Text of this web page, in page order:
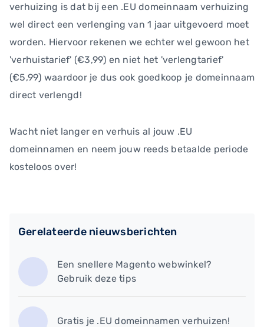
verhuizing is dat bij een .EU domeinnaam verhuizing
wel direct een verlenging van 1 jaar uitgevoerd moet
worden. Hiervoor rekenen we echter wel gewoon het
'verhuistarief' (€3,99) en niet het 'verlengtarief'
(€5,99) waardoor je dus ook goedkoop je domeinnaam
direct verlengd!
Wacht niet langer en verhuis al jouw .EU
domeinnamen en neem jouw reeds betaalde periode
kosteloos over!
Gerelateerde nieuwsberichten
Een snellere Magento webwinkel?
Gebruik deze tips
Gratis je .EU domeinnamen verhuizen!